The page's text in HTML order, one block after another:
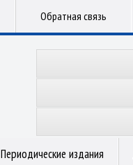
Обратная связь
Периодические издания